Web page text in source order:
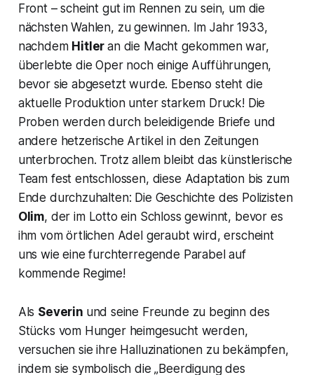
Front – scheint gut im Rennen zu sein, um die
nächsten Wahlen, zu gewinnen. Im Jahr 1933,
nachdem Hitleran die Macht gekommen war,
überlebte die Oper noch einige Aufführungen,
bevor sie abgesetzt wurde. Ebenso steht die
aktuelle Produktion unter starkem Druck! Die
Proben werden durch beleidigende Briefe und
andere hetzerische Artikel in den Zeitungen
unterbrochen. Trotz allem bleibt das künstlerische
Team fest entschlossen, diese Adaptation bis zum
Ende durchzuhalten: Die Geschichte des Polizisten
Olim, der im Lotto ein Schloss gewinnt, bevor es
ihm vom örtlichen Adel geraubt wird, erscheint
uns wie eine furchterregende Parabel auf
kommende Regime!
Als Severin und seine Freunde zu beginn des
Stücks vom Hunger heimgesucht werden,
versuchen sie ihre Halluzinationen zu bekämpfen,
indem sie symbolisch die„Beerdigung des